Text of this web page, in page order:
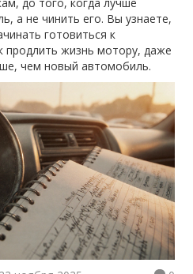
а не чинить его. Вы узнаете,
готовиться к
продлить жизнь мотору, даже
чем новый автомобиль.